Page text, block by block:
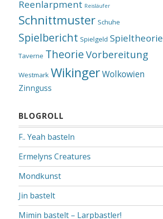
Reenlarpment Reisläufer
Schnittmuster Schuhe
Spielbericht Spielgeld Spieltheorie
Taverne TheorieVorbereitung
Westmark WikingerWolkowien
Zinnguss
BLOGROLL
F.. Yeah basteln
Ermelyns Creatures
Mondkunst
Jin bastelt
Mimin bastelt – Larpbastler!